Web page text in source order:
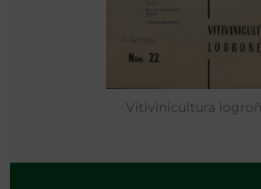
Vitivinicultura